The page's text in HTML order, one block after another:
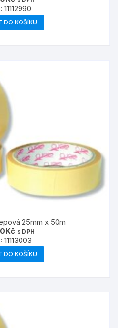
11112990
DO KOŠÍKU
25mm x 50m
Kč s DPH
11113003
DO KOŠÍKU